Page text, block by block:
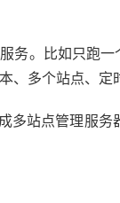
务。比如只跑一
多个站点、定
多站点管理服务